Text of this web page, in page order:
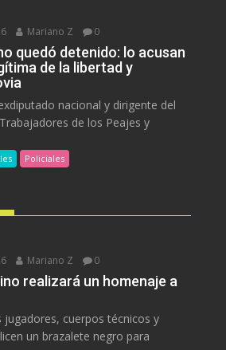
Mariano Z 0
quedó detenido: lo acusan
de la libertad y
nacional y dirigente del
de los Peajes y
Policiales
Mariano Z 0
realizará un homenaje a
jugadores, cuerpos técnicos y
un brazalete negro para